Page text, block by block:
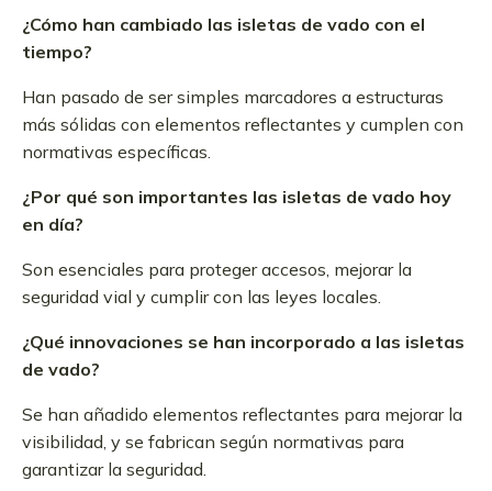
¿Cómo han cambiado las isletas de vado con el
tiempo?
Han pasado de ser simples marcadores a estructuras
más sólidas con elementos reflectantes y cumplen con
normativas específicas.
¿Por qué son importantes las isletas de vado hoy
en día?
Son esenciales para proteger accesos, mejorar la
seguridad vial y cumplir con las leyes locales.
¿Qué innovaciones se han incorporado a las isletas
de vado?
Se han añadido elementos reflectantes para mejorar la
visibilidad, y se fabrican según normativas para
garantizar la seguridad.